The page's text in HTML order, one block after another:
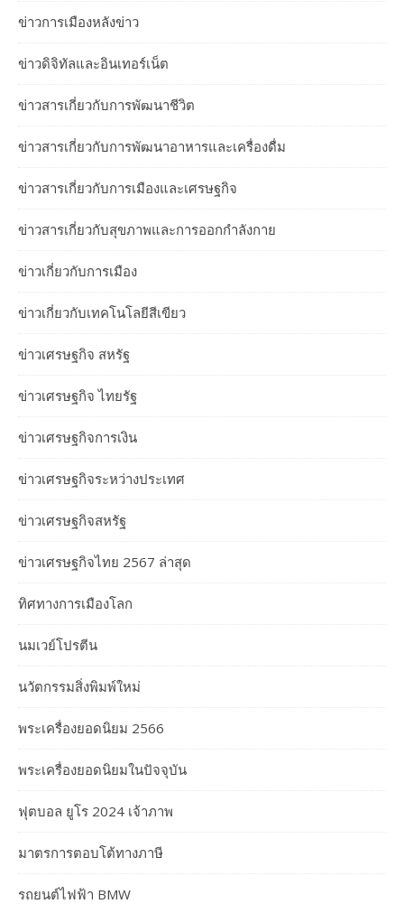
ข่าวการเมืองหลังข่าว
ข่าวดิจิทัลและอินเทอร์เน็ต
ข่าวสารเกี่ยวกับการพัฒนาชีวิต
ข่าวสารเกี่ยวกับการพัฒนาอาหารและเครื่องดื่ม
ข่าวสารเกี่ยวกับการเมืองและเศรษฐกิจ
ข่าวสารเกี่ยวกับสุขภาพและการออกกำลังกาย
ข่าวเกี่ยวกับการเมือง
ข่าวเกี่ยวกับเทคโนโลยีสีเขียว
ข่าวเศรษฐกิจ สหรัฐ
ข่าวเศรษฐกิจ ไทยรัฐ
ข่าวเศรษฐกิจการเงิน
ข่าวเศรษฐกิจระหว่างประเทศ
ข่าวเศรษฐกิจสหรัฐ
ข่าวเศรษฐกิจไทย 2567 ล่าสุด
ทิศทางการเมืองโลก
นมเวย์โปรตีน
นวัตกรรมสิ่งพิมพ์ใหม่
พระเครื่องยอดนิยม 2566
พระเครื่องยอดนิยมในปัจจุบัน
ฟุตบอล ยูโร 2024 เจ้าภาพ
มาตรการตอบโต้ทางภาษี
รถยนต์ไฟฟ้า BMW